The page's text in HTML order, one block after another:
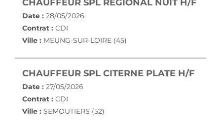
CHAUFFEUR SPL RÉGIONAL NUIT H/F
Date : 28/05/2026
Contrat : CDI
Ville : MEUNG-SUR-LOIRE (45)
CHAUFFEUR SPL CITERNE PLATE H/F
Date : 27/05/2026
Contrat : CDI
Ville : SEMOUTIERS (52)